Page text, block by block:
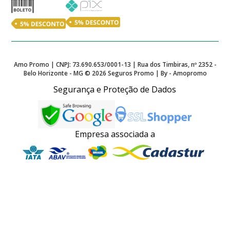
Amo Promo | CNPJ: 73.690.653/0001-13 | Rua dos Timbiras, nº 2352 -
Belo Horizonte - MG © 2026 Seguros Promo | By - Amopromo
Segurança e Proteção de Dados
Empresa associada a